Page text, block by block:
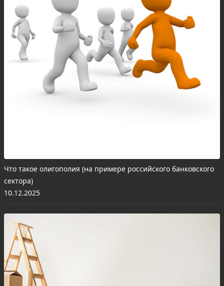
Что такое олигополия (на примере российского банковского
сектора)
10.12.2025